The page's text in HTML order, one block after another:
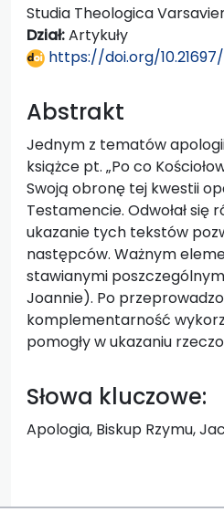
Studia Theologica
Dział:Artykuły
https://doi.org/
Abstrakt
Jednym z tematów
książce pt. „Po co
Swoją obronę tej kwestii
Testamencie. Odwołał
ukazanie tych tekstów
następców. Ważnym
stawianymi
Joannie). Po
komplementarność
pomogły w ukazaniu
Słowa kluczowe:
Apologia, Biskup Rzymu,